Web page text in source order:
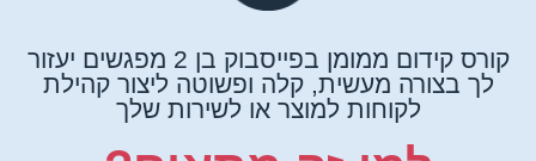
קורס קידום ממומן בפייסבוק בן 2 מפגשים יעזור
לך בצורה מעשית, קלה ופשוטה ליצור קהילת
לקוחות למוצר או לשירות שלך